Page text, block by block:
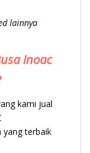
lainnya
Inoac
kami jual
yang terbaik